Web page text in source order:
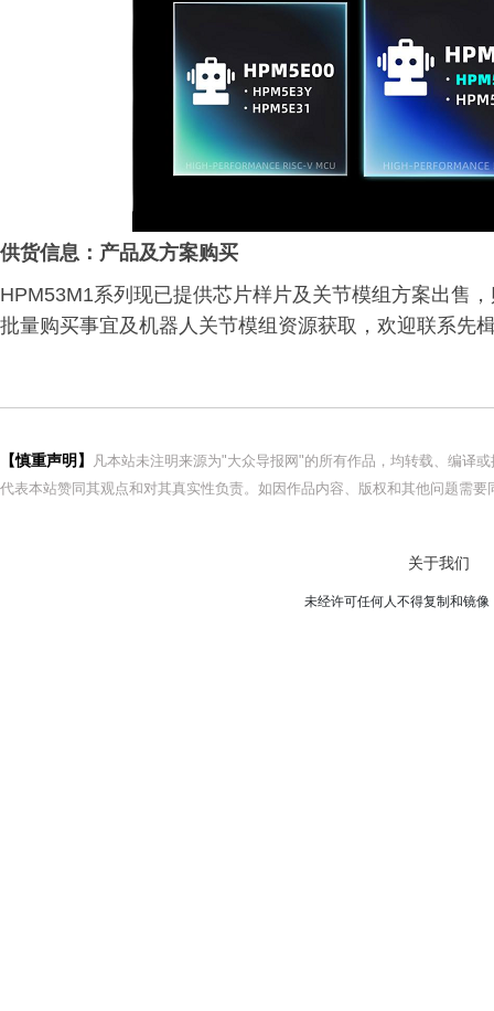
供货信息：产品及方案购买
HPM53M1系列现已提供芯片样片及关节模组方案出售
批量购买事宜及机器人关节模组资源获取，欢迎联系先
【慎重声明】
凡本站未注明来源为"大众导报网"的所有作品，均转载、编译
代表本站赞同其观点和对其真实性负责。如因作品内容、版权和其他问题需
关于我们
未经许可任何人不得复制和镜